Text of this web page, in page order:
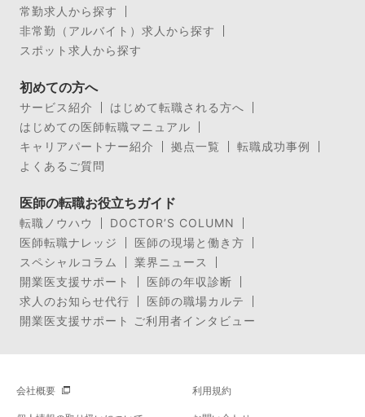
常勤求人から探す
非常勤（アルバイト）求人から探す
スポット求人から探す
初めての方へ
サービス紹介
はじめて転職される方へ
はじめての医師転職マニュアル
キャリアパートナー紹介
拠点一覧
転職成功事例
よくあるご質問
医師の転職お役立ちガイド
転職ノウハウ
DOCTOR’S COLUMN
医師転職ナレッジ
医師の現場と働き方
スペシャルコラム
業界ニュース
開業医支援サポート
医師の年収診断
求人のお知らせ代行
医師の職場カルテ
開業医支援サポート ご利用者インタビュー
会社概要 利用規約